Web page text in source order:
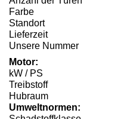
Farbe
Standort
Lieferzeit
Unsere Nummer
Motor:
kW / PS
Treibstoff
Hubraum
Umweltnormen: